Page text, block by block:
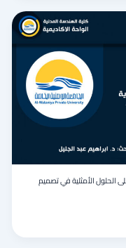
الحلول الأمثلية في تصميم